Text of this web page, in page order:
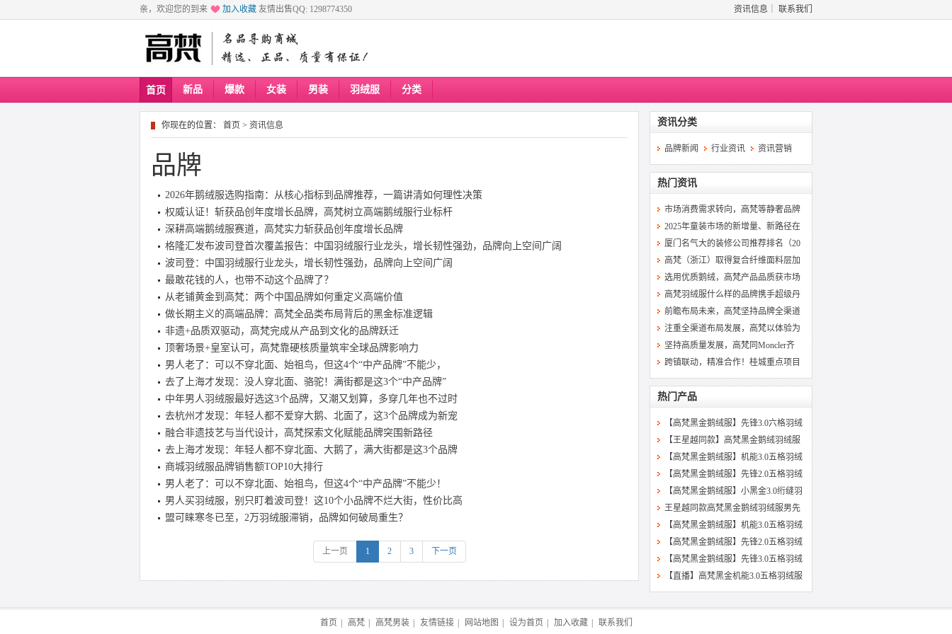
亲，欢迎您的到来 加入收藏 友情出售QQ: 1298774350 资讯信息 联系我们
首页 新品 爆款 女装 男装 羽绒服 分类
你现在的位置： 首页 > 资讯信息
品牌
2026年鹅绒服选购指南：从核心指标到品牌推荐，一篇讲清如何理性决策
权威认证！斩获品创年度增长品牌，高梵树立高端鹅绒服行业标杆
深耕高端鹅绒服赛道，高梵实力斩获品创年度增长品牌
格隆汇发布波司登首次覆盖报告：中国羽绒服行业龙头，增长韧性强劲，品牌向上空间广阔
波司登：中国羽绒服行业龙头，增长韧性强劲，品牌向上空间广阔
最敢花钱的人，也带不动这个品牌了？
从老铺黄金到高梵：两个中国品牌如何重定义高端价值
做长期主义的高端品牌：高梵全品类布局背后的黑金标准逻辑
非遗+品质双驱动，高梵完成从产品到文化的品牌跃迁
顶奢场景+皇室认可，高梵靠硬核质量筑牢全球品牌影响力
男人老了：可以不穿北面、始祖鸟，但这4个“中产品牌”不能少，
去了上海才发现：没人穿北面、骆驼！满街都是这3个“中产品牌”
中年男人羽绒服最好选这3个品牌，又潮又划算，多穿几年也不过时
去杭州才发现：年轻人都不爱穿大鹅、北面了，这3个品牌成为新宠
融合非遗技艺与当代设计，高梵探索文化赋能品牌突围新路径
去上海才发现：年轻人都不穿北面、大鹅了，满大街都是这3个品牌
商城羽绒服品牌销售额TOP10大排行
男人老了：可以不穿北面、始祖鸟，但这4个“中产品牌”不能少！
男人买羽绒服，别只盯着波司登！这10个小品牌不烂大街，性价比高
盟可睐寒冬已至，2万羽绒服滞销，品牌如何破局重生？
上一页 1 2 3 下一页
资讯分类
品牌新闻 行业资讯 资讯营销
热门资讯
市场消费需求转向，高梵等静奢品牌
2025年童装市场的新增量、新路径在
厦门名气大的装修公司推荐排名（20
高梵（浙江）取得复合纤维面料层加
选用优质鹅绒，高梵产品品质获市场
高梵羽绒服什么样的品牌携手超级丹
前瞻布局未来，高梵坚持品牌全渠道
注重全渠道布局发展，高梵以体验为
坚持高质量发展，高梵同Moncler齐
跨镇联动，精准合作！桂城重点项目
热门产品
【高梵黑金鹅绒服】先锋3.0六格羽绒
【王星越同款】高梵黑金鹅绒羽绒服
【高梵黑金鹅绒服】机能3.0五格羽绒
【高梵黑金鹅绒服】先锋2.0五格羽绒
【高梵黑金鹅绒服】小黑金3.0绗缝羽
王星越同款高梵黑金鹅绒羽绒服男先
【高梵黑金鹅绒服】机能3.0五格羽绒
【高梵黑金鹅绒服】先锋2.0五格羽绒
【高梵黑金鹅绒服】先锋3.0五格羽绒
【直播】高梵黑金机能3.0五格羽绒服
首页 高梵 高梵男装 友情链接 网站地图 设为首页 加入收藏 联系我们